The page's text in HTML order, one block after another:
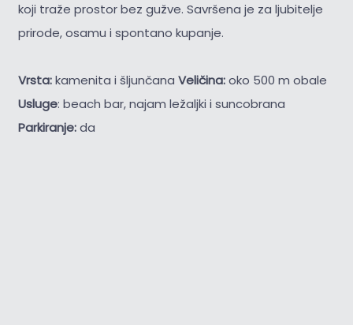
koji traže prostor bez gužve. Savršena je za ljubitelje
prirode, osamu i spontano kupanje.
Vrsta:kamenita i šljunčana Veličina:oko 500 m obale
Usluge: beach bar, najam ležaljki i suncobrana
Parkiranje:da